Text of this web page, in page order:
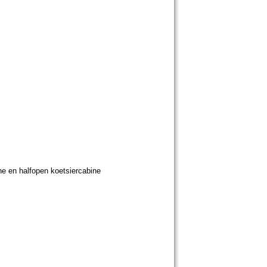
en halfopen koetsiercabine